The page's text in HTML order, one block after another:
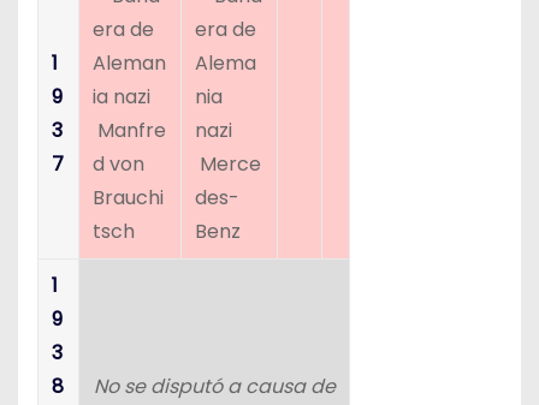
1
9
3
7
Manfre
d von
Brauchi
tsch
Merce
des-
Benz
1
9
3
8
No se disputó a causa de